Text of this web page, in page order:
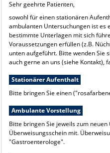
FORSCHUNG
VERANSTALTUNGEN / NEWS
Sehr geehrte Patienten,
sowohl für einen stationären
ambulanten Untersuchungen ist es
bestimmte Unterlagen mit sich
Voraussetzungen erfüllen (z.B.
unten aufgeführt. Bitte wenden Sie
auch gerne an uns (siehe Kontakt),
Stationärer Aufenthalt
Bitte bringen Sie einen
Ambulante Vorstellung
Bitte bringen Sie jeweils zum
Überweisungsschein mit.
"Gastroenterologe".